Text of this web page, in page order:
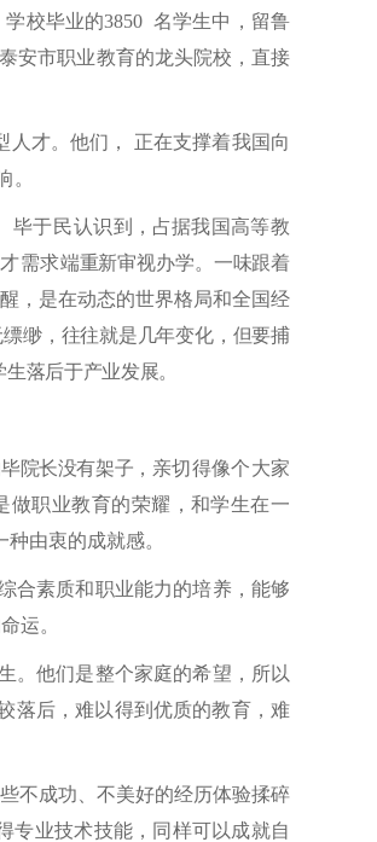
校毕业的3850 名学生中，留鲁
安市职业教育的龙头院校，直接
人才。他们， 正在支撑着我国向
。
毕于民认识到，占据我国高等教
需求端重新审视办学。一味跟着
，是在动态的世界格局和全国经
缈，往往就是几年变化，但要捕
落后于产业发展。
院长没有架子， 亲切得像个大家
做职业教育的荣耀，和学生在一
由衷的成就感。
合素质和职业能力的培养，能够
运。
。他们是整个家庭的希望，所以
落后，难以得到优质的教育，难
不成功、不美好的经历体验揉碎
专业技术技能，同样可以成就自